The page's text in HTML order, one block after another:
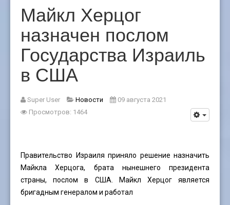
Майкл Херцог
назначен послом
Государства Израиль
в США
Super User Новости
09 августа 2021
Просмотров: 1464
Правительство Израиля приняло решение назначить
Майкла Херцога, брата нынешнего президента
страны, послом в США. Майкл Херцог является
бригадным генералом и работал